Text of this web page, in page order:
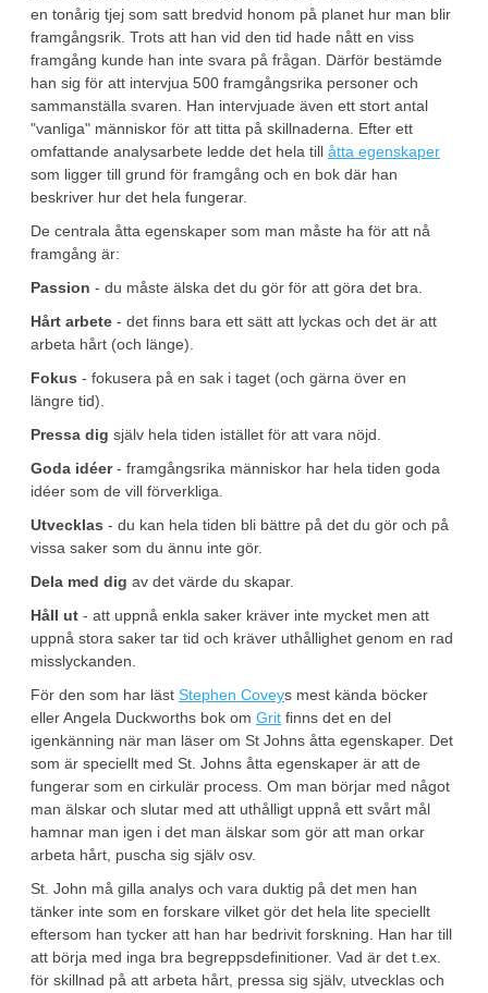
en tonårig tjej som satt bredvid honom på planet hur man blir
framgångsrik. Trots att han vid den tid hade nått en viss
framgång kunde han inte svara på frågan. Därför bestämde
han sig för att intervjua 500 framgångsrika personer och
sammanställa svaren. Han intervjuade även ett stort antal
"vanliga" människor för att titta på skillnaderna. Efter ett
omfattande analysarbete ledde det hela till åtta egenskaper
som ligger till grund för framgång och en bok där han
beskriver hur det hela fungerar.
De centrala åtta egenskaper som man måste ha för att nå
framgång är:
Passion - du måste älska det du gör för att göra det bra.
Hårt arbete - det finns bara ett sätt att lyckas och det är att
arbeta hårt (och länge).
Fokus - fokusera på en sak i taget (och gärna över en
längre tid).
Pressa dig själv hela tiden istället för att vara nöjd.
Goda idéer- framgångsrika människor har hela tiden goda
idéer som de vill förverkliga.
Utvecklas - du kan hela tiden bli bättre på det du gör och på
vissa saker som du ännu inte gör.
Dela med dig av det värde du skapar.
Håll ut - att uppnå enkla saker kräver inte mycket men att
uppnå stora saker tar tid och kräver uthållighet genom en rad
misslyckanden.
För den som har läst Stephen Coveys mest kända böcker
eller Angela Duckworths bok om Grit finns det en del
igenkänning när man läser om St Johns åtta egenskaper. Det
som är speciellt med St. Johns åtta egenskaper är att de
fungerar som en cirkulär process. Om man börjar med något
man älskar och slutar med att uthålligt uppnå ett svårt mål
hamnar man igen i det man älskar som gör att man orkar
arbeta hårt, puscha sig själv osv.
St. John må gilla analys och vara duktig på det men han
tänker inte som en forskare vilket gör det hela lite speciellt
eftersom han tycker att han har bedrivit forskning. Han har till
att börja med inga bra begreppsdefinitioner. Vad är det t.ex.
för skillnad på att arbeta hårt, pressa sig själv, utvecklas och